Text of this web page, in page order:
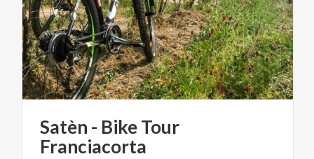
Satèn - BikeTour
Franciacorta